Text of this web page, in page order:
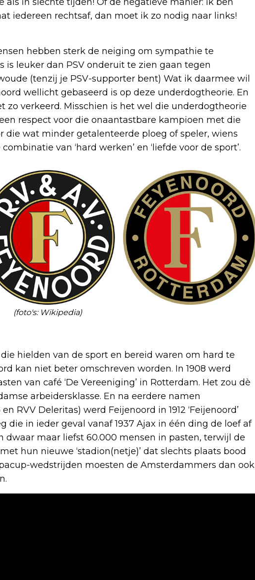
iedereen rechtsaf, dan moet ik zo nodig naar links!
hebben sterk de neiging om sympathie te
is leuker dan PSV onderuit te zien gaan tegen
(tenzij je PSV-supporter bent) Wat ik daarmee wil
wellicht gebaseerd is op deze underdogtheorie. En
verkeerd. Misschien is het wel die underdogtheorie
respect voor die onaantastbare kampioen met die
die wat minder getalenteerde ploeg of speler, wiens
van ‘hard werken’ en ‘liefde voor de sport’.
(foto's: Wikipedia)
hielden van de sport en bereid waren om hard te
kan niet beter omschreven worden. In 1908 werd
van café ‘De Vereeniging’ in Rotterdam. Het zou dè
arbeidersklasse. En na eerdere namen
RVV Deleritas) werd Feijenoord in 1912 ‘Feijenoord’
die in ieder geval vanaf 1937 Ajax in één ding de loef af
dwaar maar liefst 60.000 mensen in pasten, terwijl de
hun nieuwe ‘stadion(netje)’ dat slechts plaats bood
wedstrijden moesten de Amsterdammers dan ook